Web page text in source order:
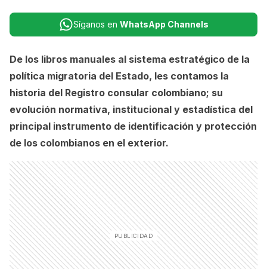
Síganos en WhatsApp Channels
De los libros manuales al sistema estratégico de la
política migratoria del Estado, les contamos la
historia del Registro consular colombiano; su
evolución normativa, institucional y estadística del
principal instrumento de identificación y protección
de los colombianos en el exterior.